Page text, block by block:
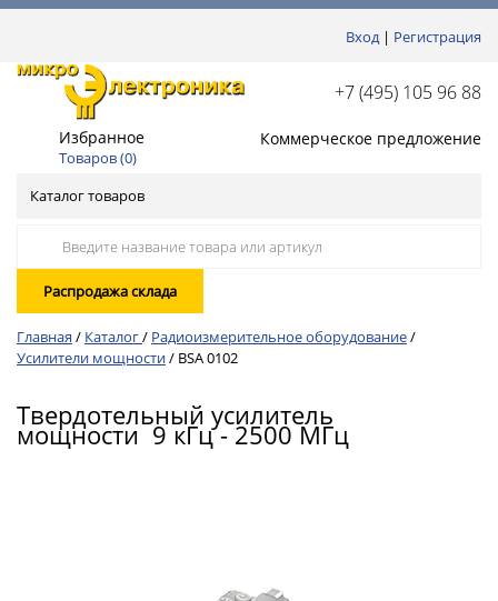
Вход| Регистрация
+7 (495) 105 96 88
Избранное
Товаров (0)
Коммерческое предложение
Каталог товаров
Распродажа склада
Главная / Каталог/ Радиоизмерительное оборудование/
Усилители мощности/ BSA 0102
Твердотельный усилитель
мощности 9 кГц - 2500 МГц